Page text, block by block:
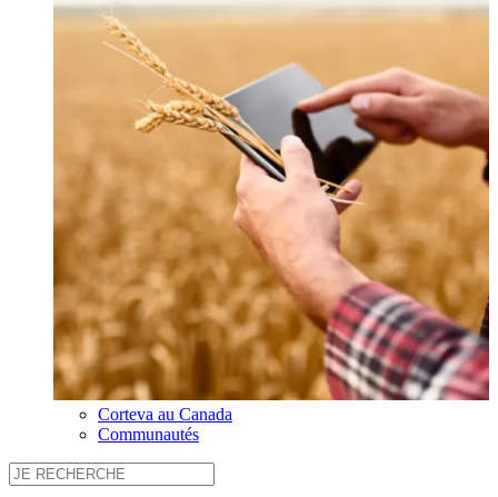
Corteva au Canada
Communautés